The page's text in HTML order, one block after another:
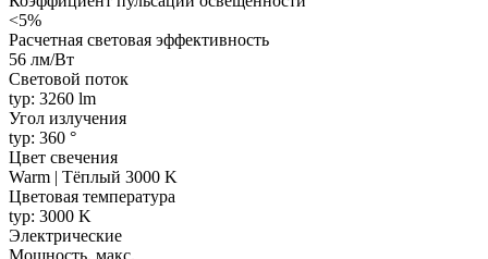
<5%
Расчетная световая эффективность
56 лм/Вт
Световой поток
typ: 3260 lm
Угол излучения
typ: 360 °
Цвет свечения
Warm | Тёплый 3000 K
Цветовая температура
typ: 3000 K
Электрические
Мощность, макс.